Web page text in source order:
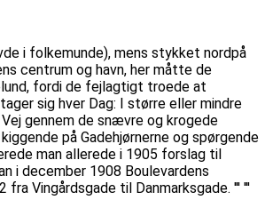
i folkemunde), mens stykket nordpå
centrum og havn, her måtte de
fordi de fejlagtigt troede at
sig hver Dag: I større eller mindre
gennem de snævre og krogede
på Gadehjørnerne og spørgende
man allerede i 1905 forslag til
i december 1908 Boulevardens
Vingårdsgade til Danmarksgade. ''' '''